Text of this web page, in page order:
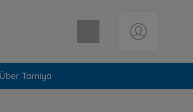
Warenkorb leer
Über Tamiya